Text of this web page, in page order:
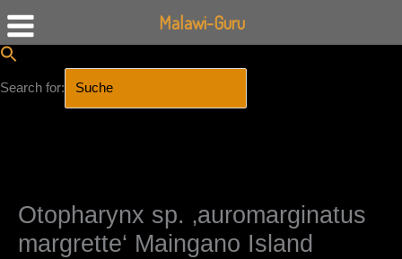
Search for:
Otopharynx sp. ‚auromarginatus
margrette‘ Maingano Island
Malawi-Guru